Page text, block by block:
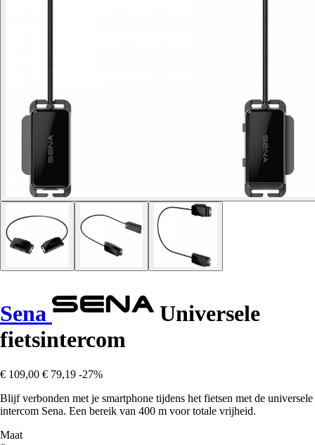
Sena
Universele
fietsintercom
€ 109,00 € 79,19 -27%
Blijf verbonden met je smartphone tijdens het fietsen met de universele
intercom Sena. Een bereik van 400 m voor totale vrijheid.
Maat